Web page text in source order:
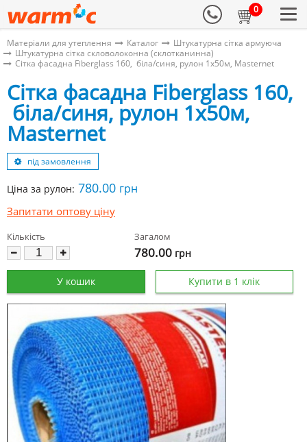
0
Матеріали для утеплення Каталог
Штукатурна сітка армуюча
Штукатурна сітка скловолоконна (склотканинна)
Сітка фасадна Fiberglass 160, біла/синя, рулон 1х50м, Masternet
Сітка фасадна Fiberglass 160,
біла/синя, рулон 1х50м,
Masternet
під замовлення
Ціна за рулон: 780.00 грн
Запитати оптову ціну
Кількість Загалом
780.00 грн
У кошик Купити в 1 клік